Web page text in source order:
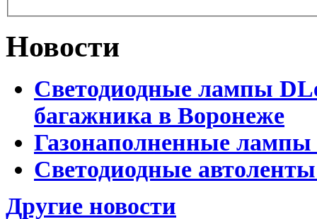
Новости
Светодиодные лампы
багажника в Воронеже
Газонаполненные
Светодиодные
Другие новости